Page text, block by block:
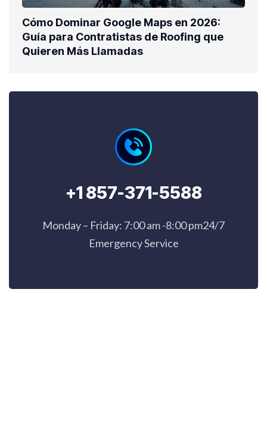
Cómo Dominar Google Maps en 2026:
Guía para Contratistas de Roofing que
Quieren Más Llamadas
+1 857-371-5588
Monday – Friday: 7:00 am -8:00 pm24/7
Emergency Service